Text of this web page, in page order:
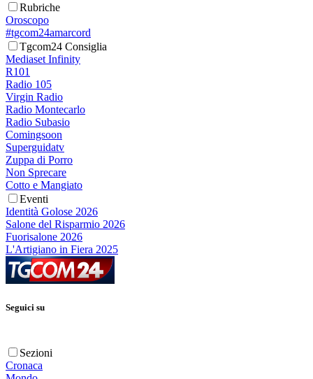
Rubriche
Oroscopo
#tgcom24amarcord
Tgcom24 Consiglia
Mediaset Infinity
R101
Radio 105
Virgin Radio
Radio Montecarlo
Radio Subasio
Comingsoon
Superguidatv
Zuppa di Porro
Non Sprecare
Cotto e Mangiato
Eventi
Identità Golose 2026
Salone del Risparmio 2026
Fuorisalone 2026
L'Artigiano in Fiera 2025
Seguici su
Sezioni
Cronaca